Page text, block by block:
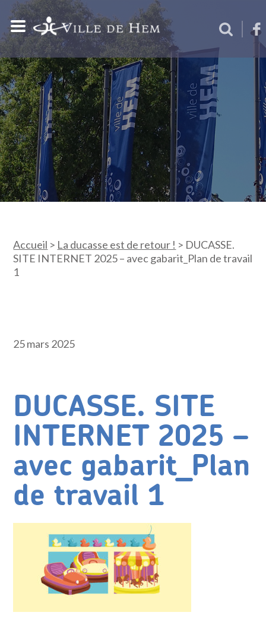
Accueil > La ducasse est de retour ! > DUCASSE.
SITE INTERNET 2025 – avec gabarit_Plan de travail
1
25 mars 2025
DUCASSE. SITE
INTERNET 2025 –
avec gabarit_Plan
de travail 1